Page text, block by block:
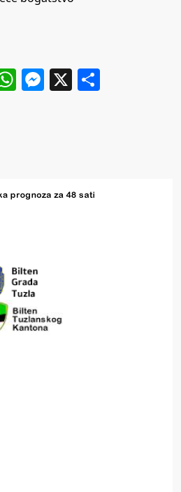
WhatsApp
Messenger
X